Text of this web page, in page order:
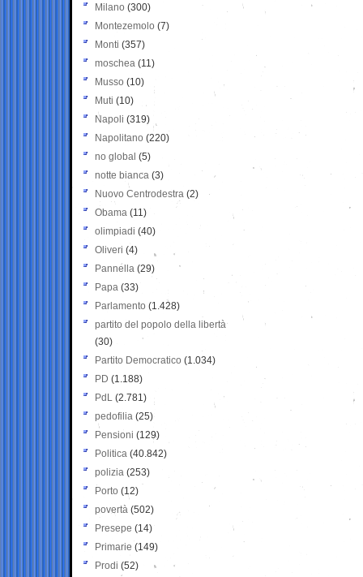
Milano (300)
Montezemolo (7)
Monti (357)
moschea (11)
Musso (10)
Muti (10)
Napoli (319)
Napolitano (220)
no global (5)
notte bianca (3)
Nuovo Centrodestra (2)
Obama (11)
olimpiadi (40)
Oliveri (4)
Pannella (29)
Papa (33)
Parlamento (1.428)
partito del popolo della libertà
(30)
Partito Democratico (1.034)
PD (1.188)
PdL (2.781)
pedofilia (25)
Pensioni (129)
Politica (40.842)
polizia (253)
Porto (12)
povertà (502)
Presepe (14)
Primarie (149)
Prodi (52)